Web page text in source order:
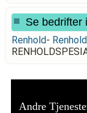
Se bedrifter
Renhold-
Andre